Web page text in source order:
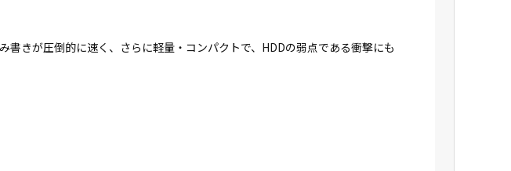
書きが圧倒的に速く、さらに軽量・コンパクトで、HDDの弱点である衝撃にも